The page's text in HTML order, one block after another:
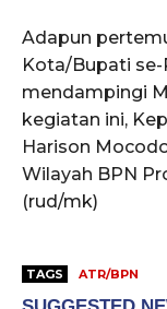
Adapun
Kota/Bupati se-
mendampingi
kegiatan ini,
Harison
Wilayah BPN
(rud/mk)
TAGS ATR/BPN